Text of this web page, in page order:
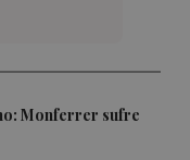
Monferrer sufre